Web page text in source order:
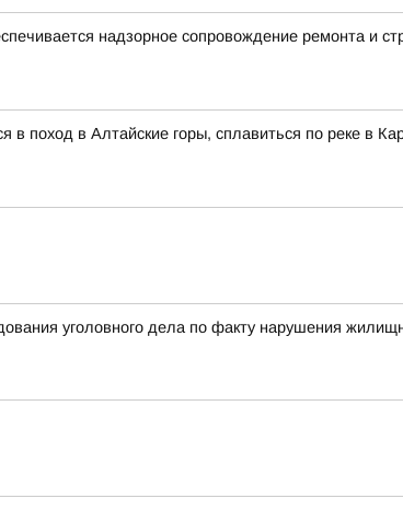
надзорное сопровождение ремонта и
в поход в Алтайские горы, сплавиться по реке в
уголовного дела по факту нарушения